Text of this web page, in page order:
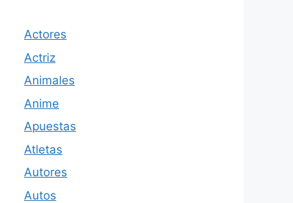
Actores
Actriz
Animales
Anime
Apuestas
Atletas
Autores
Autos